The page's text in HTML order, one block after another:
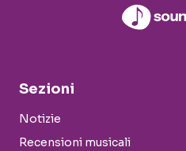
Sezioni
Notizie
Recensioni musicali